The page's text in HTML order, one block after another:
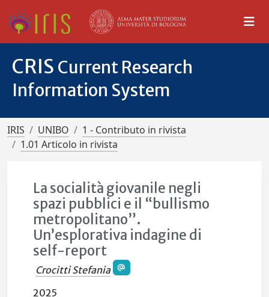
CRIS Current Research
Information System
IRIS UNIBO
1 - Contributo in rivista
1.01 Articolo in rivista
La socialità giovanile negli
spazi pubblici e il “bullismo
metropolitano”.
Un’esplorativa indagine di
self-report
Crocitti Stefania
2025